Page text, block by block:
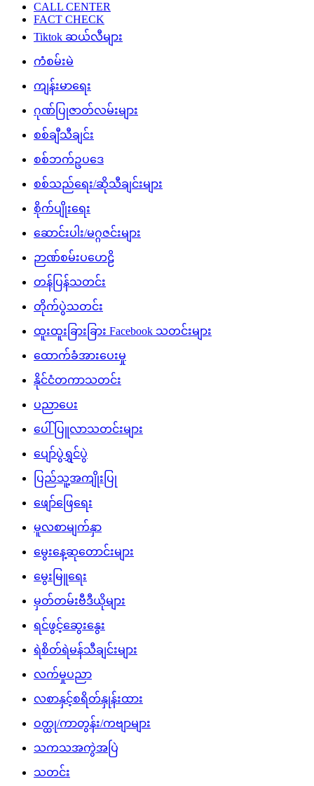
CALL CENTER
FACT CHECK
Tiktok ဆယ်လီများ
ကံစမ်းမဲ
ကျန်းမာရေး
ဂုဏ်ပြုဇာတ်လမ်းများ
စစ်ချီသီချင်း
စစ်ဘက်ဥပဒေ
စစ်သည်ရေး/ဆိုသီချင်းများ
စိုက်ပျိုးရေး
ဆောင်းပါး/မဂ္ဂဇင်းများ
ဉာဏ်စမ်းပဟေဠိ
တန်ပြန်သတင်း
တိုက်ပွဲသတင်း
ထူးထူးခြားခြား Facebook သတင်းများ
ထောက်ခံအားပေးမှု
နိုင်ငံတကာသတင်း
ပညာပေး
ပေါ်ပြူလာသတင်းများ
ပျော်ပွဲရွှင်ပွဲ
ပြည်သူ့အကျိုးပြု
ဖျော်ဖြေရေး
မူလစာမျက်နှာ
မွေးနေ့ဆုတောင်းများ
မွေးမြူရေး
မှတ်တမ်းဗီဒီယိုများ
ရင်ဖွင့်ဆွေးနွေး
ရဲစိတ်ရဲမန်သီချင်းများ
လက်မှုပညာ
လစာနှင့်စရိတ်နှုန်းထား
ဝတ္ထု/ကာတွန်း/ကဗျာများ
သကသအကွဲအပြဲ
သတင်း